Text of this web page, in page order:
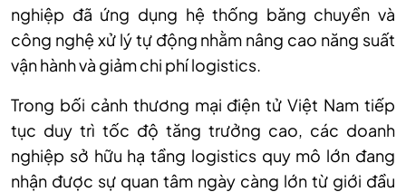
nghiệp đã ứng dụng hệ thống băng chuyền và
công nghệ xử lý tự động nhằm nâng cao năng suất
vận hành và giảm chi phí logistics.
Trong bối cảnh thương mại điện tử Việt Nam tiếp
tục duy trì tốc độ tăng trưởng cao, các doanh
nghiệp sở hữu hạ tầng logistics quy mô lớn đang
nhận được sự quan tâm ngày càng lớn từ giới đầu